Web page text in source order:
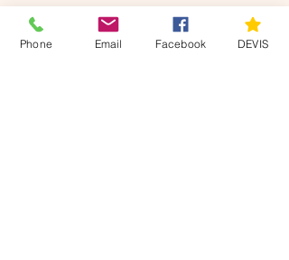
Phone Email Facebook DEVIS